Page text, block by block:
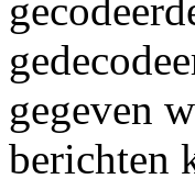
gegeven
berichten